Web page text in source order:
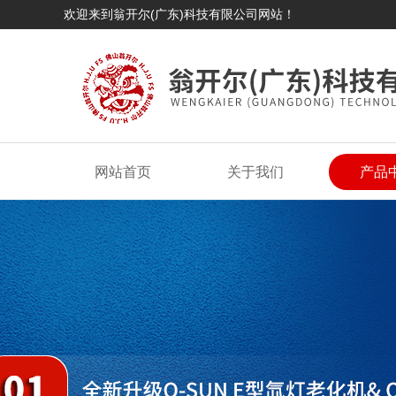
欢迎来到翁开尔(广东)科技有限公司网站！
网站首页 关于我们 产品